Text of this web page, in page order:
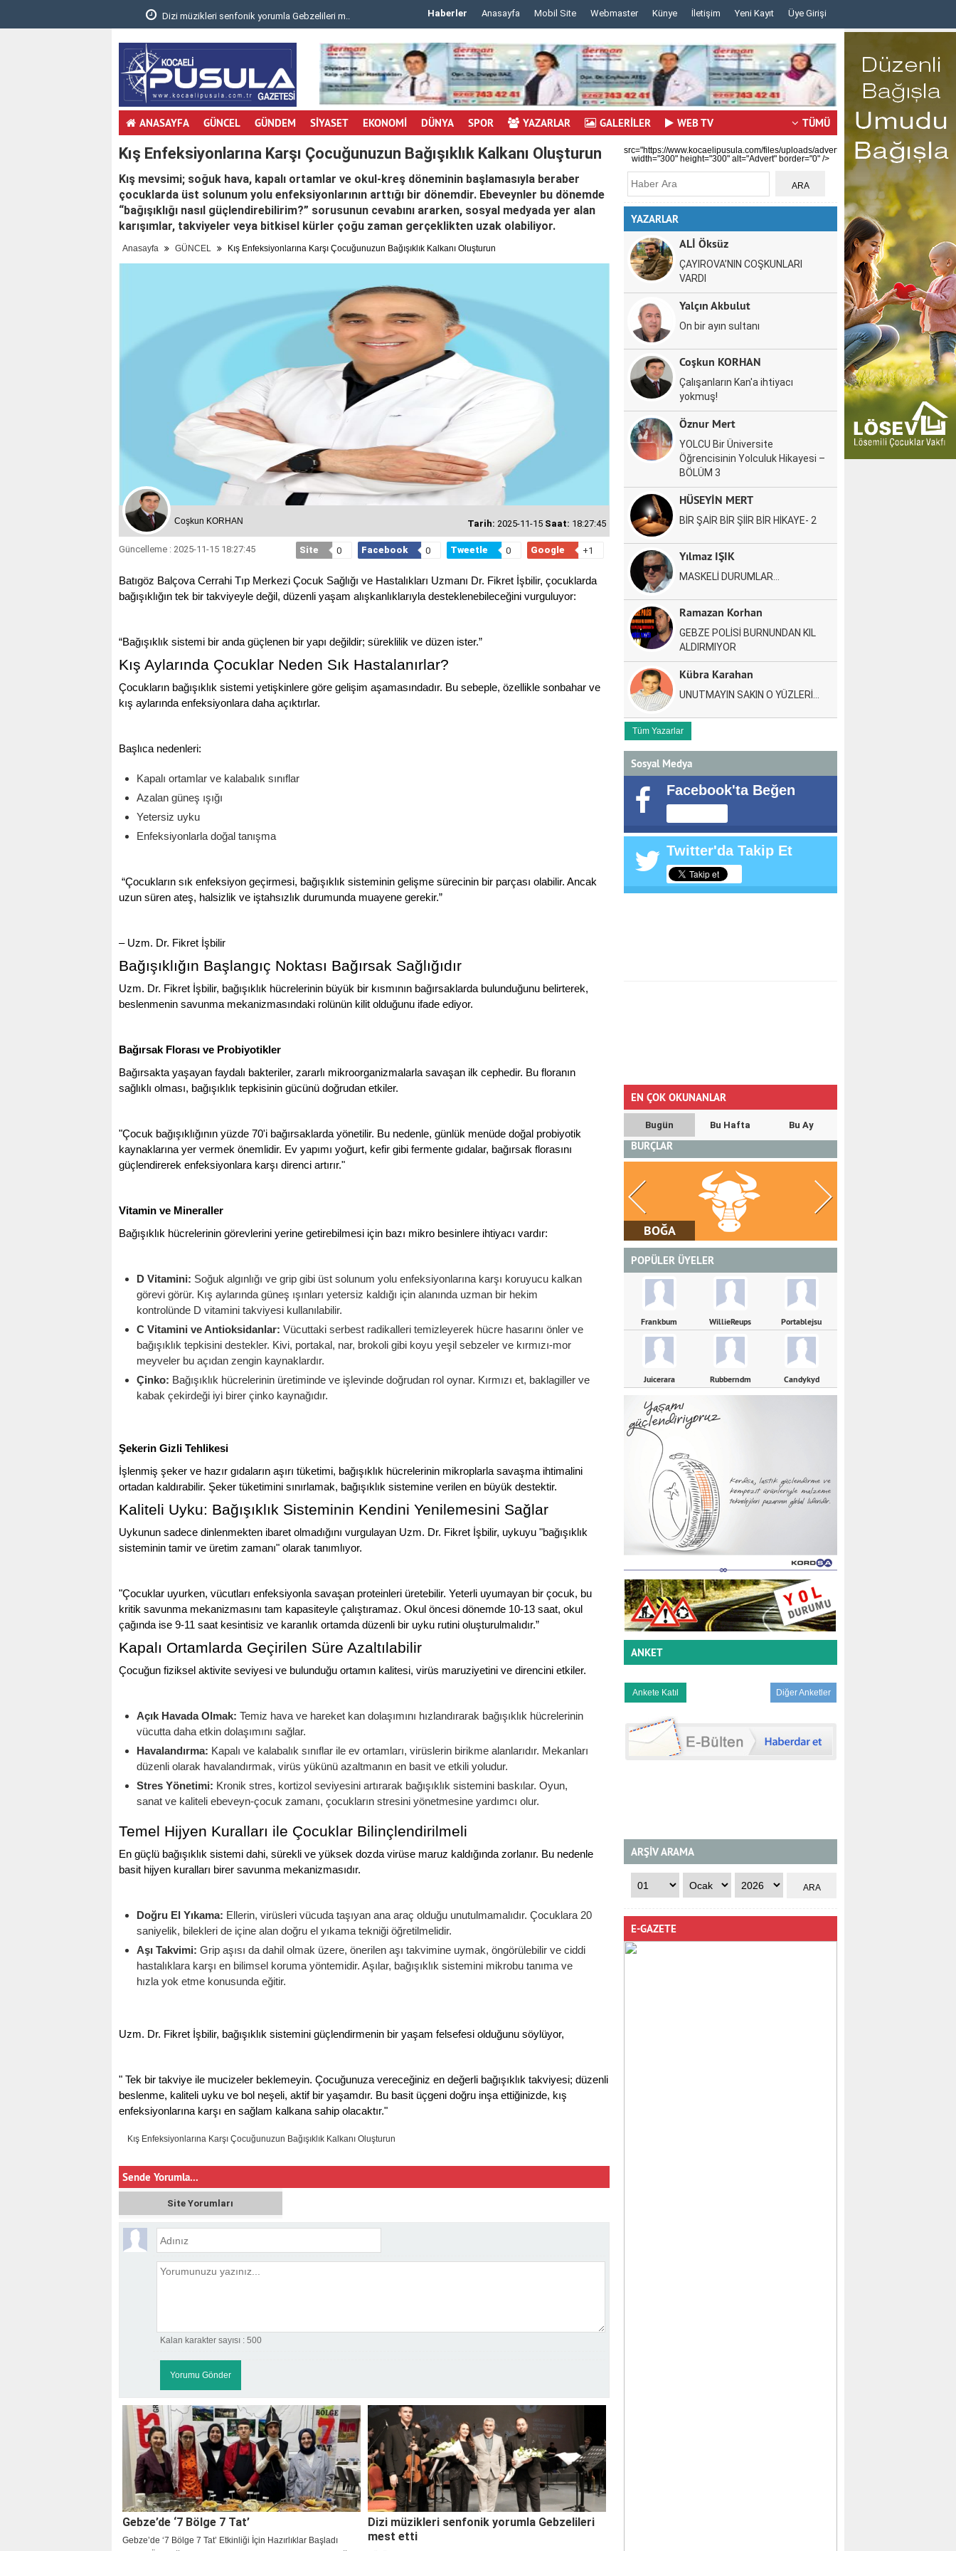
Dizi müzikleri senfonik yorumla Gebzelileri m.. Haberler Anasayfa Mobil Site Webmaster Künye İletişim Yeni Kayıt Üye Girişi
ANASAYFA GÜNCEL GÜNDEM SİYASET EKONOMİ DÜNYA SPOR YAZARLAR GALERİLER WEB TV TÜMÜ
Kış Enfeksiyonlarına Karşı Çocuğunuzun Bağışıklık Kalkanı Oluşturun
Kış mevsimi; soğuk hava, kapalı ortamlar ve okul-kreş döneminin başlamasıyla beraber
çocuklarda üst solunum yolu enfeksiyonlarının arttığı bir dönemdir. Ebeveynler bu dönemde
“bağışıklığı nasıl güçlendirebilirim?” sorusunun cevabını ararken, sosyal medyada yer alan
karışımlar, takviyeler veya bitkisel kürler çoğu zaman gerçeklikten uzak olabiliyor.
Anasayfa GÜNCEL Kış Enfeksiyonlarına Karşı Çocuğunuzun Bağışıklık Kalkanı Oluşturun
Coşkun KORHAN Tarih: 2025-11-15 Saat: 18:27:45
Güncelleme : 2025-11-15 18:27:45 Site 0 Facebook 0 Tweetle 0 Google +1
Batıgöz Balçova Cerrahi Tıp Merkezi Çocuk Sağlığı ve Hastalıkları Uzmanı Dr. Fikret İşbilir, çocuklarda
bağışıklığın tek bir takviyeyle değil, düzenli yaşam alışkanlıklarıyla desteklenebileceğini vurguluyor:
“Bağışıklık sistemi bir anda güçlenen bir yapı değildir; süreklilik ve düzen ister.”
Kış Aylarında Çocuklar Neden Sık Hastalanırlar?
Çocukların bağışıklık sistemi yetişkinlere göre gelişim aşamasındadır. Bu sebeple, özellikle sonbahar ve
kış aylarında enfeksiyonlara daha açıktırlar.
Başlıca nedenleri:
Kapalı ortamlar ve kalabalık sınıflar
Azalan güneş ışığı
Yetersiz uyku
Enfeksiyonlarla doğal tanışma
“Çocukların sık enfeksiyon geçirmesi, bağışıklık sisteminin gelişme sürecinin bir parçası olabilir. Ancak
uzun süren ateş, halsizlik ve iştahsızlık durumunda muayene gerekir.”
– Uzm. Dr. Fikret İşbilir
Bağışıklığın Başlangıç Noktası Bağırsak Sağlığıdır
Uzm. Dr. Fikret İşbilir, bağışıklık hücrelerinin büyük bir kısmının bağırsaklarda bulunduğunu belirterek,
beslenmenin savunma mekanizmasındaki rolünün kilit olduğunu ifade ediyor.
Bağırsak Florası ve Probiyotikler
Bağırsakta yaşayan faydalı bakteriler, zararlı mikroorganizmalarla savaşan ilk cephedir. Bu floranın
sağlıklı olması, bağışıklık tepkisinin gücünü doğrudan etkiler.
"Çocuk bağışıklığının yüzde 70'i bağırsaklarda yönetilir. Bu nedenle, günlük menüde doğal probiyotik
kaynaklarına yer vermek önemlidir. Ev yapımı yoğurt, kefir gibi fermente gıdalar, bağırsak florasını
güçlendirerek enfeksiyonlara karşı direnci artırır."
Vitamin ve Mineraller
Bağışıklık hücrelerinin görevlerini yerine getirebilmesi için bazı mikro besinlere ihtiyacı vardır:
D Vitamini: Soğuk algınlığı ve grip gibi üst solunum yolu enfeksiyonlarına karşı koruyucu kalkan
görevi görür. Kış aylarında güneş ışınları yetersiz kaldığı için alanında uzman bir hekim
kontrolünde D vitamini takviyesi kullanılabilir.
C Vitamini ve Antioksidanlar: Vücuttaki serbest radikalleri temizleyerek hücre hasarını önler ve
bağışıklık tepkisini destekler. Kivi, portakal, nar, brokoli gibi koyu yeşil sebzeler ve kırmızı-mor
meyveler bu açıdan zengin kaynaklardır.
Çinko: Bağışıklık hücrelerinin üretiminde ve işlevinde doğrudan rol oynar. Kırmızı et, baklagiller ve
kabak çekirdeği iyi birer çinko kaynağıdır.
Şekerin Gizli Tehlikesi
İşlenmiş şeker ve hazır gıdaların aşırı tüketimi, bağışıklık hücrelerinin mikroplarla savaşma ihtimalini
ortadan kaldırabilir. Şeker tüketimini sınırlamak, bağışıklık sistemine verilen en büyük destektir.
Kaliteli Uyku: Bağışıklık Sisteminin Kendini Yenilemesini Sağlar
Uykunun sadece dinlenmekten ibaret olmadığını vurgulayan Uzm. Dr. Fikret İşbilir, uykuyu "bağışıklık
sisteminin tamir ve üretim zamanı" olarak tanımlıyor.
"Çocuklar uyurken, vücutları enfeksiyonla savaşan proteinleri üretebilir. Yeterli uyumayan bir çocuk, bu
kritik savunma mekanizmasını tam kapasiteyle çalıştıramaz. Okul öncesi dönemde 10-13 saat, okul
çağında ise 9-11 saat kesintisiz ve karanlık ortamda düzenli bir uyku rutini oluşturulmalıdır.”
Kapalı Ortamlarda Geçirilen Süre Azaltılabilir
Çocuğun fiziksel aktivite seviyesi ve bulunduğu ortamın kalitesi, virüs maruziyetini ve direncini etkiler.
Açık Havada Olmak: Temiz hava ve hareket kan dolaşımını hızlandırarak bağışıklık hücrelerinin
vücutta daha etkin dolaşımını sağlar.
Havalandırma: Kapalı ve kalabalık sınıflar ile ev ortamları, virüslerin birikme alanlarıdır. Mekanları
düzenli olarak havalandırmak, virüs yükünü azaltmanın en basit ve etkili yoludur.
Stres Yönetimi: Kronik stres, kortizol seviyesini artırarak bağışıklık sistemini baskılar. Oyun,
sanat ve kaliteli ebeveyn-çocuk zamanı, çocukların stresini yönetmesine yardımcı olur.
Temel Hijyen Kuralları ile Çocuklar Bilinçlendirilmeli
En güçlü bağışıklık sistemi dahi, sürekli ve yüksek dozda virüse maruz kaldığında zorlanır. Bu nedenle
basit hijyen kuralları birer savunma mekanizmasıdır.
Doğru El Yıkama: Ellerin, virüsleri vücuda taşıyan ana araç olduğu unutulmamalıdır. Çocuklara 20
saniyelik, bilekleri de içine alan doğru el yıkama tekniği öğretilmelidir.
Aşı Takvimi: Grip aşısı da dahil olmak üzere, önerilen aşı takvimine uymak, öngörülebilir ve ciddi
hastalıklara karşı en bilimsel koruma yöntemidir. Aşılar, bağışıklık sistemini mikrobu tanıma ve
hızla yok etme konusunda eğitir.
Uzm. Dr. Fikret İşbilir, bağışıklık sistemini güçlendirmenin bir yaşam felsefesi olduğunu söylüyor,
" Tek bir takviye ile mucizeler beklemeyin. Çocuğunuza vereceğiniz en değerli bağışıklık takviyesi; düzenli
beslenme, kaliteli uyku ve bol neşeli, aktif bir yaşamdır. Bu basit üçgeni doğru inşa ettiğinizde, kış
enfeksiyonlarına karşı en sağlam kalkana sahip olacaktır."
Kış Enfeksiyonlarına Karşı Çocuğunuzun Bağışıklık Kalkanı Oluşturun
Sende Yorumla...
Site Yorumları
Kalan karakter sayısı : 500
Gebze’de ‘7 Bölge 7 Tat’
Gebze’de ‘7 Bölge 7 Tat’ Etkinliği İçin Hazırlıklar Başladı
Dizi müzikleri senfonik yorumla Gebzelileri
mest etti
src="https://www.kocaelipusula.com/files/uploads/advert/c59b0ea80a.jpg"
width="300" height="300" alt="Advert" border="0" />
YAZARLAR
ALİ Öksüz
ÇAYIROVA’NIN COŞKUNLARI
VARDI
Yalçın Akbulut
On bir ayın sultanı
Coşkun KORHAN
Çalışanların Kan'a ihtiyacı
yokmuş!
Öznur Mert
YOLCU Bir Üniversite
Öğrencisinin Yolculuk Hikayesi –
BÖLÜM 3
HÜSEYİN MERT
BİR ŞAİR BİR ŞİİR BİR HİKAYE- 2
Yılmaz IŞIK
MASKELİ DURUMLAR…
Ramazan Korhan
GEBZE POLİSİ BURNUNDAN KIL
ALDIRMIYOR
Kübra Karahan
UNUTMAYIN SAKIN O YÜZLERİ…
Tüm Yazarlar
Sosyal Medya
Facebook'ta Beğen
Twitter'da Takip Et
EN ÇOK OKUNANLAR
Bugün Bu Hafta Bu Ay
BURÇLAR
KOÇ BOĞA İKİZLER
POPÜLER ÜYELER
Frankbum WillieReups Portablejsu
Juicerara Rubberndm Candykyd
ANKET
Diğer Anketler
ARŞİV ARAMA
E-GAZETE